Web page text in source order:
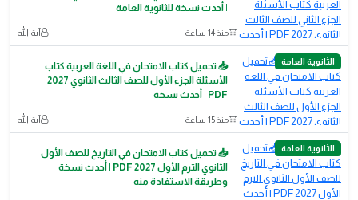
| أحدث نسخة للثانوية العامة
منذ 14 ساعة آية الله
الثانوية العامة
📥 تحميل كتاب الامتحان في اللغة العربية كتاب
الأسئلة الجزء الأول للصف الثالث الثانوي 2027
PDF | أحدث نسخة
منذ 15 ساعة آية الله
الثانوية العامة
📥 تحميل كتاب الامتحان في التاريخ للصف الأول
الثانوي الترم الأول 2027 PDF | أحدث نسخة
وطريقة الاستفادة منه